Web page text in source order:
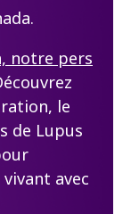
notre pers
le
de Lupus
avec